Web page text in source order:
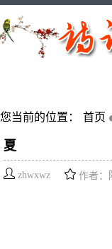
您当前的位置： 首页
夏
zhwxwz 作者：